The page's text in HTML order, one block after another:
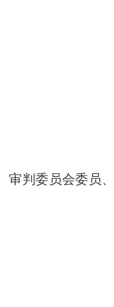
审判委员会委员